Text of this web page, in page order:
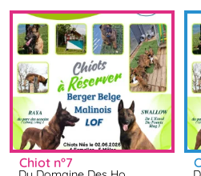
chiot n°7